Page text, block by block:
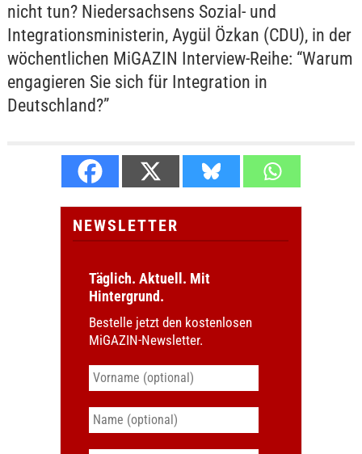
nicht tun? Niedersachsens Sozial- und
Integrationsministerin, Aygül Özkan (CDU), in der
wöchentlichen MiGAZIN Interview-Reihe: “Warum
engagieren Sie sich für Integration in
Deutschland?”
NEWSLETTER
Täglich. Aktuell. Mit
Hintergrund.
Bestelle jetzt den kostenlosen
MiGAZIN-Newsletter.